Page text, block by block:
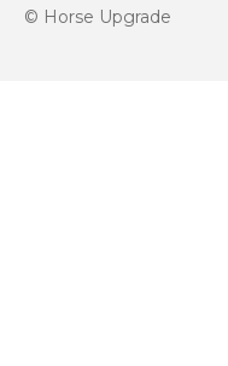
© Horse Upgrade